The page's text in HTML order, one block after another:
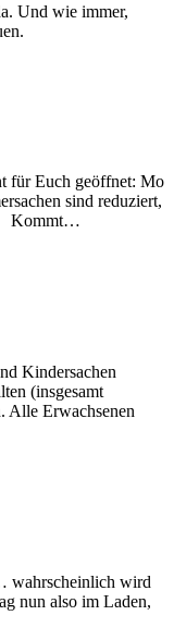
Und wie immer,
für Euch geöffnet: Mo
sind reduziert,
Kommt…
Kindersachen
(insgesamt
Alle Erwachsenen
wahrscheinlich wird
nun also im Laden,